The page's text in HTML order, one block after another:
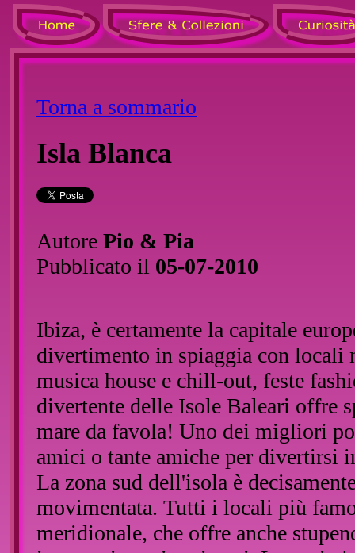
Torna a sommario
Isla Blanca
Autore Pio & Pia
Pubblicato il 05-07-2010
Ibiza, è certamente la capitale
divertimento in spiaggia con locali
musica house e chill-out, feste
divertente delle Isole Baleari offre
mare da favola! Uno dei migliori
amici o tante amiche per divertirsi
La zona sud dell'isola è
movimentata. Tutti i locali più
meridionale, che offre anche